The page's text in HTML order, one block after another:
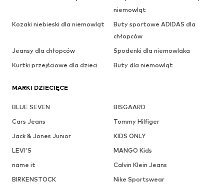
niemowląt
Kozaki niebieski dla niemowląt
Buty sportowe ADIDAS dla
chłopców
Jeansy dla chłopców
Spodenki dla niemowlaka
Kurtki przejściowe dla dzieci
Buty dla niemowląt
MARKI DZIECIĘCE
BLUE SEVEN
BISGAARD
Cars Jeans
Tommy Hilfiger
Jack & Jones Junior
KIDS ONLY
LEVI'S
MANGO Kids
name it
Calvin Klein Jeans
BIRKENSTOCK
Nike Sportswear